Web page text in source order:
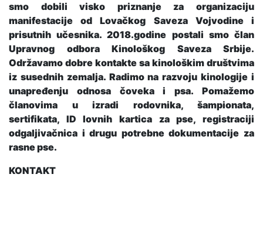
smo dobili visko priznanje za organizaciju
manifestacije od Lovačkog Saveza Vojvodine i
prisutnih učesnika. 2018.godine postali smo član
Upravnog odbora Kinološkog Saveza Srbije.
Održavamo dobre kontakte sa kinološkim društvima
iz susednih zemalja. Radimo na razvoju kinologije i
unapređenju odnosa čoveka i psa. Pomažemo
članovima u izradi rodovnika, šampionata,
sertifikata, ID lovnih kartica za pse, registraciji
odgaljivačnica i drugu potrebne dokumentacije za
rasne pse.
KONTAKT